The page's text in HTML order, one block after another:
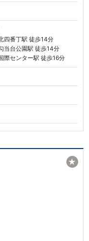
四番丁駅 徒歩14分
当台公園駅 徒歩14分
際センター駅 徒歩16分
★